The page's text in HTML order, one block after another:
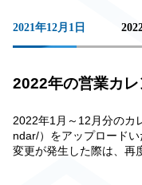
2021年12月1日
2022年の営業カレ
2022年1月～12月分のカ
ndar/）をアップロードい
変更が発生した際は、再